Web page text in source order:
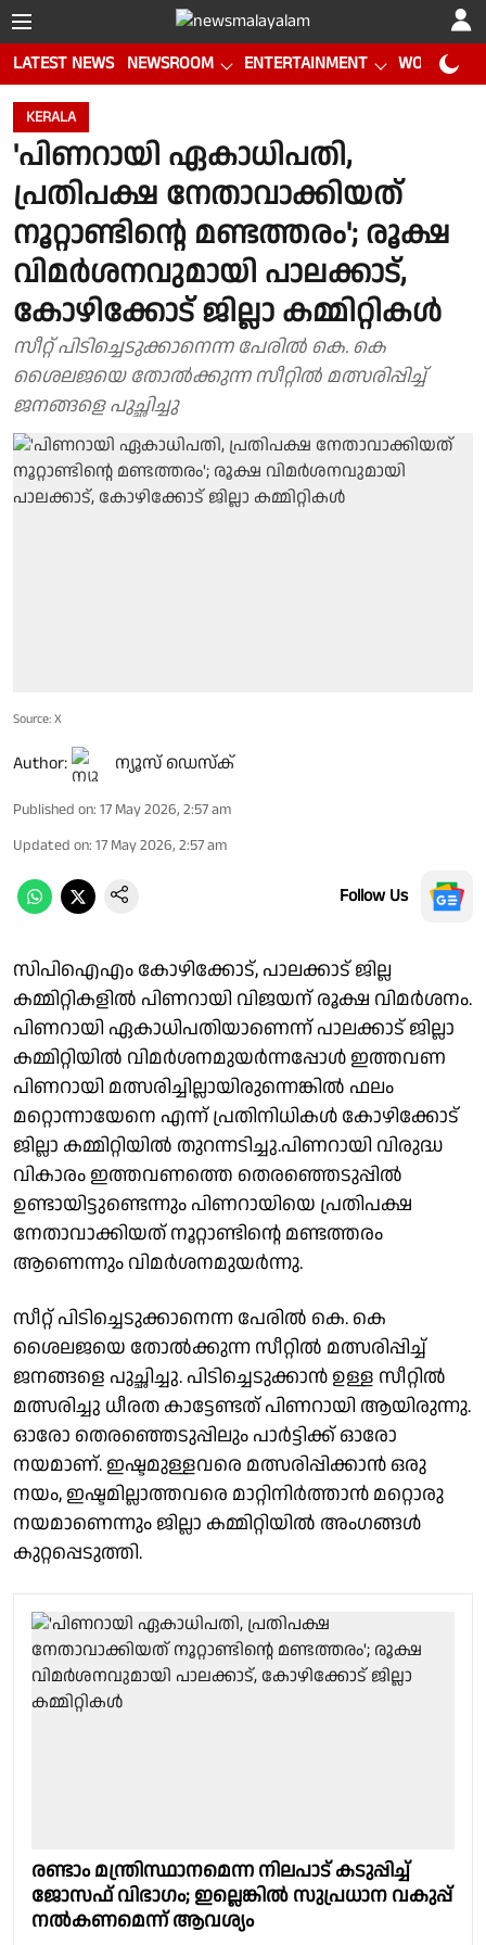
LATEST NEWS NEWSROOM ENTERTAINMENT WORLD CUP
KERALA
'പിണറായി ഏകാധിപതി,
പ്രതിപക്ഷ നേതാവാക്കിയത്
നൂറ്റാണ്ടിൻ്റെ മണ്ടത്തരം'; രൂക്ഷ
വിമർശനവുമായി പാലക്കാട്,
കോഴിക്കോട് ജില്ലാ കമ്മിറ്റികൾ
സീറ്റ് പിടിച്ചെടുക്കാനെന്ന പേരിൽ കെ. കെ
ശൈലജയെ തോൽക്കുന്ന സീറ്റിൽ മത്സരിപ്പിച്ച്
ജനങ്ങളെ പുച്ഛിച്ചു
Source: X
Author: ന്യൂസ് ഡെസ്ക്
Published on: 17 May 2026, 2:57 am
Updated on: 17 May 2026, 2:57 am
Follow Us
സിപിഐഎം കോഴിക്കോട്, പാലക്കാട് ജില്ല
കമ്മിറ്റികളിൽ പിണറായി വിജയന് രൂക്ഷ വിമർശനം.
പിണറായി ഏകാധിപതിയാണെന്ന് പാലക്കാട് ജില്ലാ
കമ്മിറ്റിയിൽ വിമർശനമുയർന്നപ്പോൾ ഇത്തവണ
പിണറായി മത്സരിച്ചില്ലായിരുന്നെങ്കിൽ ഫലം
മറ്റൊന്നായേനെ എന്ന് പ്രതിനിധികൾ കോഴിക്കോട്
ജില്ലാ കമ്മിറ്റിയിൽ തുറന്നടിച്ചു.പിണറായി വിരുദ്ധ
വികാരം ഇത്തവണത്തെ തെരഞ്ഞെടുപ്പിൽ
ഉണ്ടായിട്ടുണ്ടെന്നും പിണറായിയെ പ്രതിപക്ഷ
നേതാവാക്കിയത് നൂറ്റാണ്ടിൻ്റെ മണ്ടത്തരം
ആണെന്നും വിമർശനമുയർന്നു.
സീറ്റ് പിടിച്ചെടുക്കാനെന്ന പേരിൽ കെ. കെ
ശൈലജയെ തോൽക്കുന്ന സീറ്റിൽ മത്സരിപ്പിച്ച്
ജനങ്ങളെ പുച്ഛിച്ചു. പിടിച്ചെടുക്കാൻ ഉള്ള സീറ്റിൽ
മത്സരിച്ചു ധീരത കാട്ടേണ്ടത് പിണറായി ആയിരുന്നു.
ഓരോ തെരഞ്ഞെടുപ്പിലും പാർട്ടിക്ക് ഓരോ
നയമാണ്. ഇഷ്ടമുള്ളവരെ മത്സരിപ്പിക്കാൻ ഒരു
നയം, ഇഷ്ടമില്ലാത്തവരെ മാറ്റിനിർത്താൻ മറ്റൊരു
നയമാണെന്നും ജില്ലാ കമ്മിറ്റിയിൽ അംഗങ്ങൾ
കുറ്റപ്പെടുത്തി.
രണ്ടാം മന്ത്രിസ്ഥാനമെന്ന നിലപാട് കടുപ്പിച്ച്
ജോസഫ് വിഭാഗം; ഇല്ലെങ്കിൽ സുപ്രധാന വകുപ്പ്
നൽകണമെന്ന് ആവശ്യം